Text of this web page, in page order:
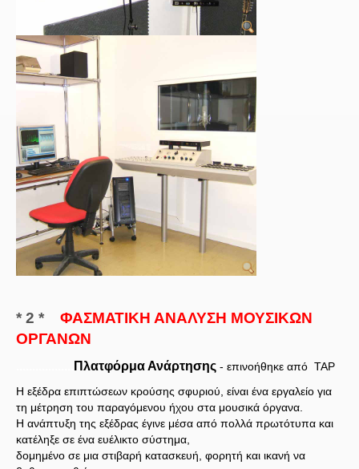
* 2 * ΦΑΣΜΑΤΙΚΗ ΑΝΑΛΥΣΗ ΜΟΥΣΙΚΩΝ
ΟΡΓΑΝΩΝ
Πλατφόρμα Ανάρτησης - επινοήθηκε από TAP
Η εξέδρα επιπτώσεων κρούσης σφυριού, είναι ένα εργαλείο για
τη μέτρηση του παραγόμενου ήχου στα μουσικά όργανα.
Η ανάπτυξη της εξέδρας έγινε μέσα από πολλά πρωτότυπα και
κατέληξε σε ένα ευέλικτο σύστημα,
δομημένο σε μια στιβαρή κατασκευή, φορητή και ικανή να